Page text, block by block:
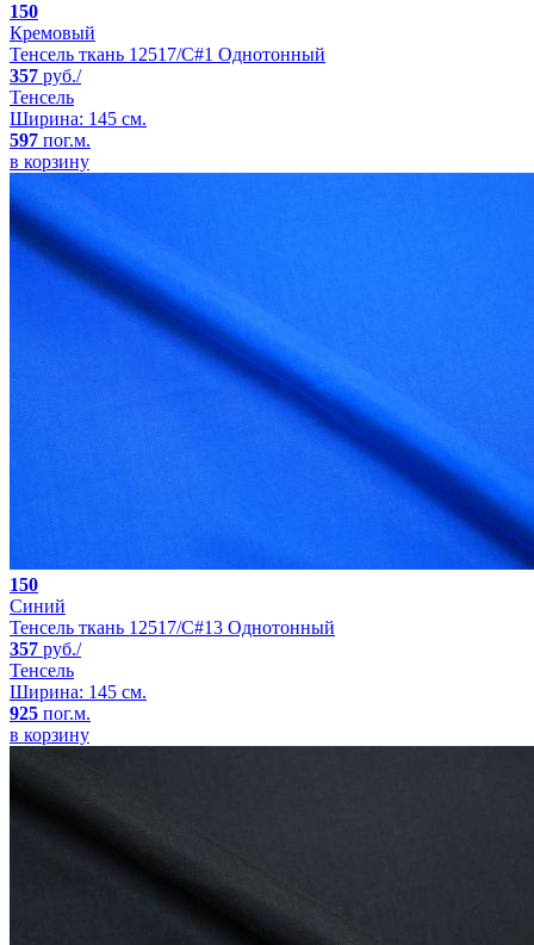
150
Кремовый
Тенсель ткань 12517/C#1 Однотонный
357 руб./
Тенсель
Ширина: 145 см.
597 пог.м.
в корзину
150
Синий
Тенсель ткань 12517/C#13 Однотонный
357 руб./
Тенсель
Ширина: 145 см.
925 пог.м.
в корзину